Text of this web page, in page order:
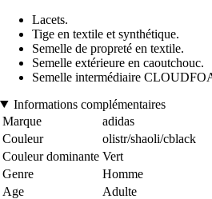
Lacets.
Tige en textile et synthétique.
Semelle de propreté en textile.
Semelle extérieure en caoutchouc.
Semelle intermédiaire
Informations complémentaires
Marque
adidas
Couleur
olistr/shaoli/cblack
Couleur dominante Vert
Genre
Homme
Age
Adulte